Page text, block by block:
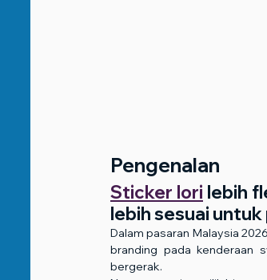
Pengenalan
Sticker lori lebih
lebih sesuai
Dalam pasaran Malaysia
branding pada kenderaan
bergerak.